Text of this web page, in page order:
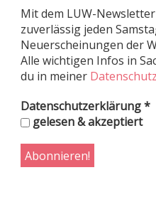
Mit dem LUW-
zuverlässig jeden
Neuerscheinungen der
Alle wichtigen Infos in
du in meiner
Datenschutzerklärung*
gelesen & akzeptiert